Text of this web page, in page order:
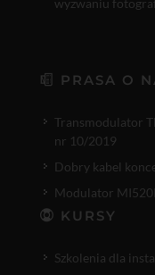
wyzwaniu
PRASA O
Transmodulator
nr 10/2019
Dobry kabel
Modulator
KURSY
Szkolenia dla